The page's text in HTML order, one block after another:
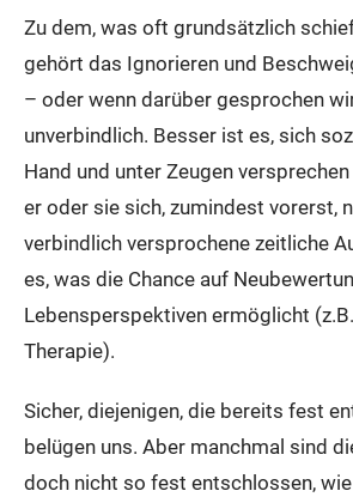
Zu dem, was oft grundsätzlich
gehört das Ignorieren und
– oder wenn darüber gesprochen
unverbindlich. Besser ist es, sich
Hand und unter Zeugen
er oder sie sich, zumindest vorerst,
verbindlich versprochene zeitliche
es, was die Chance auf
Lebensperspektiven ermöglicht
Therapie).
Sicher, diejenigen, die bereits fest
belügen uns. Aber manchmal sind
doch nicht so fest entschlossen,